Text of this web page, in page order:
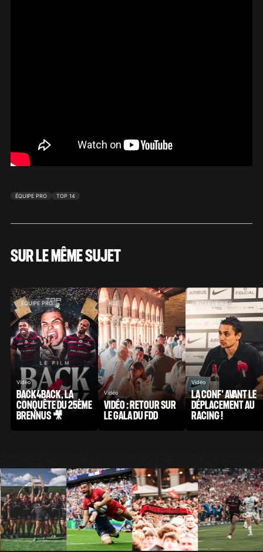
ÉQUIPE PRO TOP 14
SUR LE MÊME SUJET
ÉQUIPE PRO
Vidéo
BACK4BACK, LA
CONQUÊTE DU 25ÈME
BRENNUS 🎥
RSE
Vidéo
VIDÉO : RETOUR SUR
LE GALA DU FDD
INTERVIEWS
Vidéo
LA CONF' AVANT LE
DÉPLACEMENT AU
RACING !